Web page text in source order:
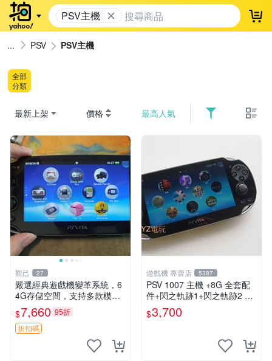
PSV主機 登
PSV PSV主機
全部
分類
最新上架 價格 最高人氣
觀己 27
嚴選經典遊戲機變革系統，6
4G存儲空間，支持多款模擬
器享受懷舊樂趣 黑店版 PSV
游戲 模擬器
$7,660 95折
折扣碼
遊戲機 專賣店 5387
PSV 1007 主機 +8G 全套配
件+閃之軌跡1+閃之軌跡2 保
修一年 品質有保障
$3,700